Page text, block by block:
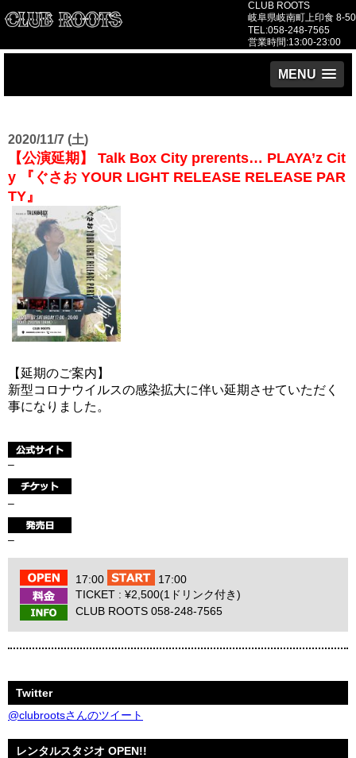
CLUB ROOTS
岐阜県岐南町上印食 8-50
TEL:058-248-7565
営業時間:13:00-23:00
MENU
2020/11/7 (土)
【公演延期】 Talk Box City prerents… PLAYA’z Cit
y 『ぐさお YOUR LIGHT RELEASE RELEASE PAR
TY』
【延期のご案内】
新型コロナウイルスの感染拡大に伴い延期させていただく
事になりました。
–
–
–
17:00
17:00
TICKET : ¥2,500(1ドリンク付き)
CLUB ROOTS 058-248-7565
Twitter
@clubrootsさんのツイート
レンタルスタジオ OPEN!!